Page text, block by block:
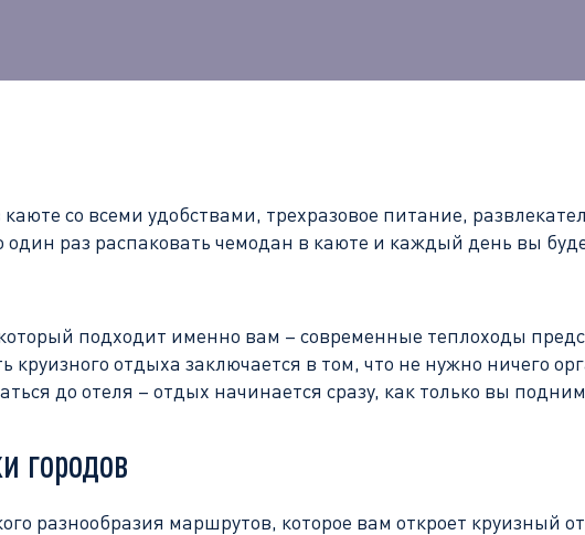
со всеми удобствами, трехразовое питание,
один раз распаковать чемодан в каюте и каждый день вы
подходит именно вам – современные теплоходы
отдыха заключается в том, что не нужно ничего
до отеля – отдых начинается сразу, как только вы
городов
разнообразия маршрутов, которое вам откроет круизный